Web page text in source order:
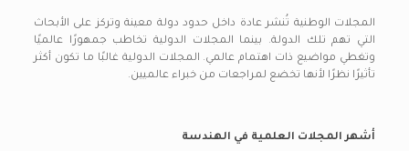
المجلات الوطنية تُنشر عادة داخل حدود دولة معينة وتركز على الأبحاث
التي تهم تلك الدولة. بينما المجلات الدولية تخاطب جمهورًا عالميًا
وتغطي مواضيع ذات اهتمام عالمي. المجلات الدولية غالبًا ما تكون أكثر
تأثيرًا نظرًا لأنها تخضع لمراجعات من خبراء عالميين.
أشهر المجلات العلمية في الهندسة